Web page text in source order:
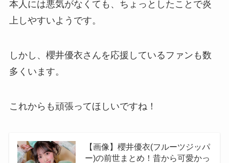
本人には悪気がなくても、ちょっとしたことで炎
上しやすいようです。
しかし、櫻井優衣さんを応援しているファンも数
多くいます。
これからも頑張ってほしいですね！
【画像】櫻井優衣(フルーツジッパ
ー)の前世まとめ！昔から可愛かっ